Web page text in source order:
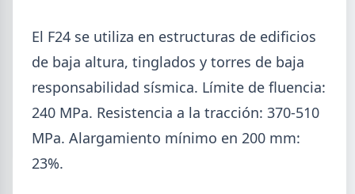
Marzo (6)
Febrero (4)
Enero (2)
2025
Cheques rechazados en alza: la cadena de pagos metalúrgica
muestra signos de estrés
Paritaria UOM agosto 2026: sin acuerdo, siguen vigentes los
valores de abril
Día de la Siderurgia: cómo llega el sector al aniversario 78 del
El F24 se utiliza en estructuras de edificios
de baja altura, tinglados y torres de baja
responsabilidad sísmica. Límite de fluencia:
240 MPa. Resistencia a la tracción: 370-510
MPa. Alargamiento mínimo en 200 mm:
23%.